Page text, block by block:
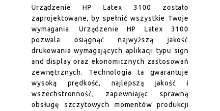
Urządzenie HP Latex 3100 zostało
zaprojektowane, by spełnić wszystkie Twoje
wymagania. Urządzenie HP Latex 3100
pozwala osiągnąć najwyższą jakość
drukowania wymagających aplikacji typu sign
and display oraz ekonomicznych zastosowań
zewnętrznych. Technologia ta gwarantuje
wysoką prędkość, najlepszą jakość i
wszechstronność, zapewniając sprawną
obsługę szczytowych momentów produkcji